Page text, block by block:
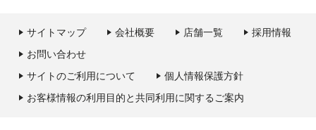
サイトマップ 会社概要 店舗一覧
採用情報
お問い合わせ
サイトのご利用について
個人情報保護方針
お客様情報の利用目的と共同利用に関するご案内